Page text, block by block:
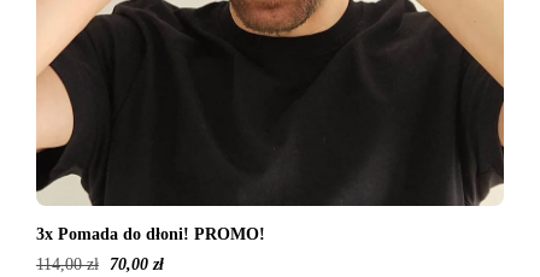
3x Pomada do dłoni! PROMO!
114,00zł 70,00zł